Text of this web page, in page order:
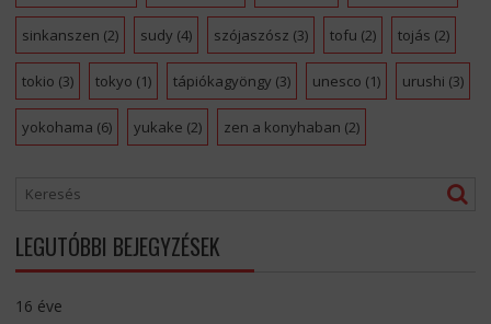
sinkanszen (2) sudy (4) szójaszósz (3) tofu (2) tojás (2)
tokio (3) tokyo (1) tápiókagyöngy (3) unesco (1) urushi (3)
yokohama (6) yukake (2) zen a konyhaban (2)
LEGUTÓBBI BEJEGYZÉSEK
16 éve